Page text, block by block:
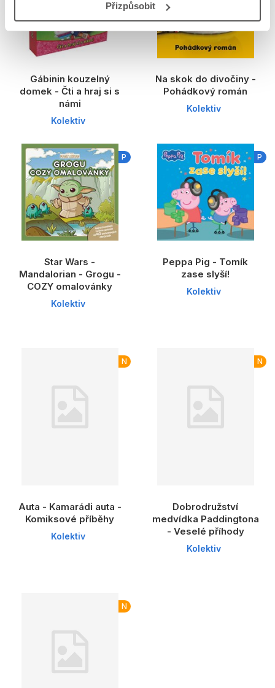
Přizpůsobit
Gábinin kouzelný
domek - Čti a hraj si s
námi
Kolektiv
Na skok do divočiny -
Pohádkový román
Kolektiv
P
Star Wars -
Mandalorian - Grogu -
COZY omalovánky
Kolektiv
P
Peppa Pig - Tomík
zase slyší!
Kolektiv
N
Auta - Kamarádi auta -
Komiksové příběhy
Kolektiv
N
Dobrodružství
medvídka Paddingtona
- Veselé příhody
Kolektiv
N